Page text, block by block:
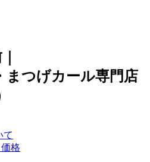
まつげカール専門店
て
格